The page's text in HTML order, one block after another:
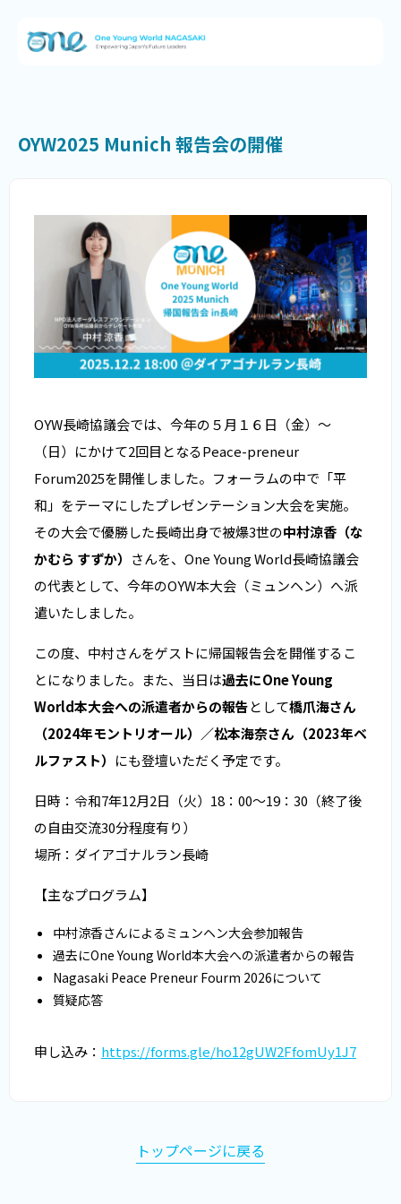
OYW2025 Munich 報告会の開催
OYW長崎協議会では、今年の５月１６日（金）～
（日）にかけて2回目となるPeace-preneur
Forum2025を開催しました。フォーラムの中で「平
和」をテーマにしたプレゼンテーション大会を実施。
その大会で優勝した長崎出身で被爆3世の中村涼香（な
かむら すずか） さんを、One Young World長崎協議会
の代表として、今年のOYW本大会（ミュンヘン）へ派
遣いたしました。
この度、中村さんをゲストに帰国報告会を開催するこ
とになりました。また、当日は過去にOne Young
World本大会への派遣者からの報告として橋爪海さん
（2024年モントリオール）／松本海奈さん（2023年ベ
ルファスト） にも登壇いただく予定です。
日時：令和7年12月2日（火）18：00～19：30（終了後
の自由交流30分程度有り）
場所：ダイアゴナルラン長崎
【主なプログラム】
中村涼香さんによるミュンヘン大会参加報告
過去にOne Young World本大会への派遣者からの報告
Nagasaki Peace Preneur Fourm 2026について
質疑応答
申し込み： https://forms.gle/ho12gUW2FfomUy1J7
トップページに戻る